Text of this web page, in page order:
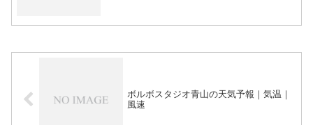
ボルボスタジオ青山の天気予報｜気温｜
風速